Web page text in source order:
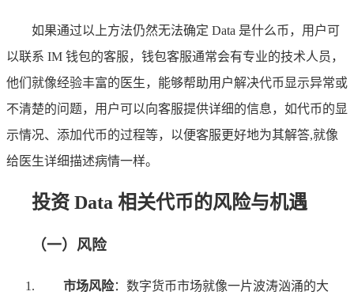
如果通过以上方法仍然无法确定 Data 是什么币，用户可
以联系 IM 钱包的客服，钱包客服通常会有专业的技术人员，
他们就像经验丰富的医生，能够帮助用户解决代币显示异常或
不清楚的问题，用户可以向客服提供详细的信息，如代币的显
示情况、添加代币的过程等，以便客服更好地为其解答,就像
给医生详细描述病情一样。
投资 Data 相关代币的风险与机遇
（一）风险
市场风险：数字货币市场就像一片波涛汹涌的大